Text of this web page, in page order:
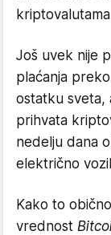
Još uvek nije
plaćanja preko
ostatku sveta,
prihvata
nedelju dana
električno
Kako to
vrednost